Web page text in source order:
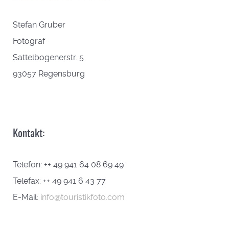
Stefan Gruber
Fotograf
Sattelbogenerstr. 5
93057 Regensburg
Kontakt:
Telefon: ++ 49 941 64 08 69 49
Telefax: ++ 49 941 6 43 77
E-Mail: info@touristikfoto.com